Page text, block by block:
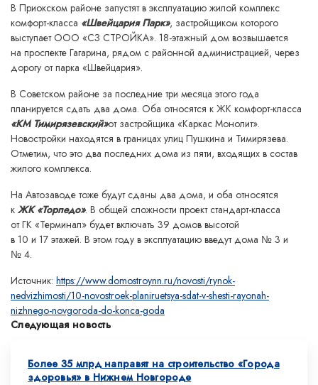
В Приокском районе запустят в эксплуатацию жилой комплекс
комфорт-класса «Швейцария Парк», застройщиком которого
выступает ООО «СЗ СТРОЙКА». 18-этажный дом возвышается
на проспекте Гагарина, рядом с районной администрацией, через
дорогу от парка «Швейцария».
В Советском районе за последние три месяца этого года
планируется сдать два дома. Оба относятся к ЖК комфорт-класса
«КМ Тимирязевский»от застройщика «Каркас Монолит».
Новостройки находятся в границах улиц Пушкина и Тимирязева.
Отметим, что это два последних дома из пяти, входящих в состав
жилого комплекса.
На Автозаводе тоже будут сданы два дома, и оба относятся
к ЖК «Торпедо». В общей сложности проект стандарт-класса
от ГК «Терминал» будет включать 39 домов высотой
в 10 и 17 этажей. В этом году в эксплуатацию введут дома № 3 и
№ 4.
Источник: https://www.domostroynn.ru/novosti/rynok-
nedvizhimosti/10-novostroek-planiruetsya-sdat-v-shesti-rayonah-
nizhnego-novgoroda-do-konca-goda
Следующая новость
Более 35 млрд направят на строительство «Города
здоровья» в Нижнем Новгороде